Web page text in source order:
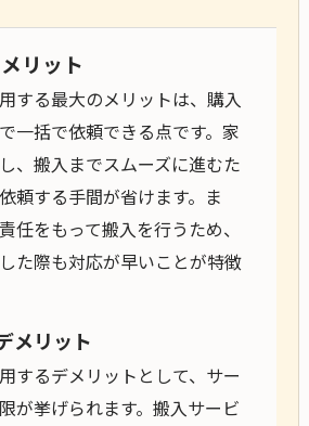
リット
する最大のメリットは、購入
一括で依頼できる点です。家
、搬入までスムーズに進むた
頼する手間が省けます。ま
任をもって搬入を行うため、
た際も対応が早いことが特徴
メリット
するデメリットとして、サー
が挙げられます。搬入サービ